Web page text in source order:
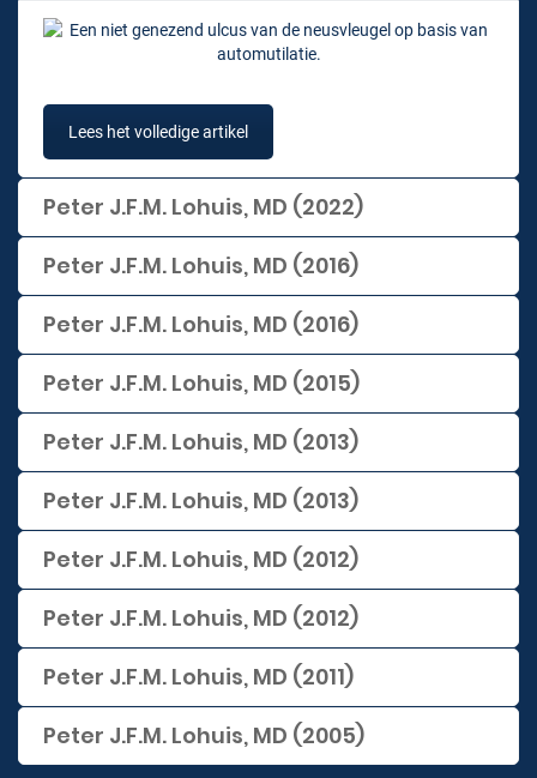
Lees het volledige artikel
Peter J.F.M. Lohuis, MD (2022)
Peter J.F.M. Lohuis, MD (2016)
Peter J.F.M. Lohuis, MD (2016)
Peter J.F.M. Lohuis, MD (2015)
Peter J.F.M. Lohuis, MD (2013)
Peter J.F.M. Lohuis, MD (2013)
Peter J.F.M. Lohuis, MD (2012)
Peter J.F.M. Lohuis, MD (2012)
Peter J.F.M. Lohuis, MD (2011)
Peter J.F.M. Lohuis, MD (2005)